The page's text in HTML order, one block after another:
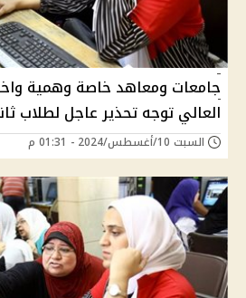
جامعات ومعاهد خاصة وهمية
العالي توجه تحذير عاجل لطلاب
السبت 10/أغسطس/2024 - 01:31 م